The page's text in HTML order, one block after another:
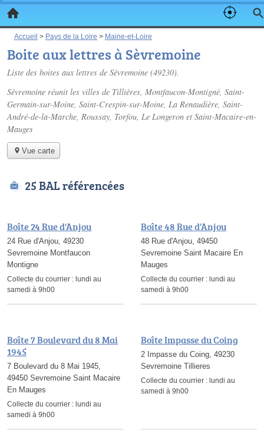
Accueil > Pays de la Loire > Maine-et-Loire
Boite aux lettres à Sèvremoine
Liste des boites aux lettres de Sèvremoine (49230).
Sèvremoine réunit les villes de Tillières, Montfaucon-Montigné, Saint-
Germain-sur-Moine, Saint-Crespin-sur-Moine, La Renaudière, Saint-
André-de-la-Marche, Roussay, Torfou, Le Longeron et Saint-Macaire-en-
Mauges
Vue carte
25 BAL référencées
Boîte 24 Rue d'Anjou
24 Rue d'Anjou, 49230
Sevremoine Montfaucon
Montigne
Collecte du courrier : lundi au
samedi à 9h00
Boîte 48 Rue d'Anjou
48 Rue d'Anjou, 49450
Sevremoine Saint Macaire En
Mauges
Collecte du courrier : lundi au
samedi à 9h00
Boîte 7 Boulevard du 8 Mai
1945
7 Boulevard du 8 Mai 1945,
49450 Sevremoine Saint Macaire
En Mauges
Collecte du courrier : lundi au
samedi à 9h00
Boîte Impasse du Coing
2 Impasse du Coing, 49230
Sevremoine Tillieres
Collecte du courrier : lundi au
samedi à 9h00